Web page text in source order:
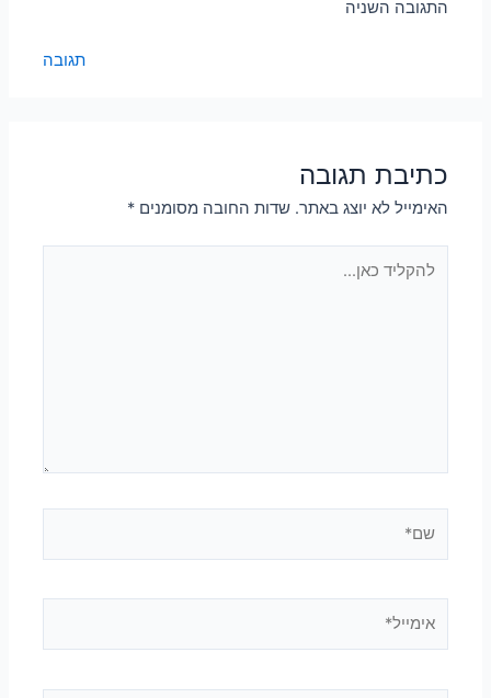
התגובה השניה
תגובה
כתיבת תגובה
האימייל לא יוצג באתר. שדות החובה מסומנים*